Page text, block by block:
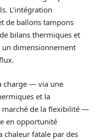
L’intégration
de ballons tampons
bilans thermiques et
dimensionnement
charge — via une
et la
marché de la flexibilité —
en opportunité
chaleur fatale par des